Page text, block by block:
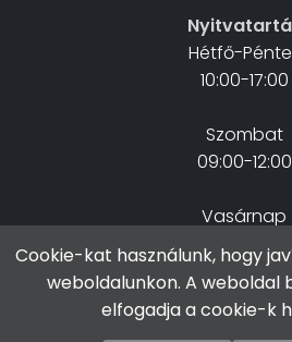
Hétfő-
10:00-17:00
Szombat
09:00-12:00
Vasárnap
Zárva
Copyright © 2026 STEFHOME
Web design & Site by
Cookie-kat használunk, hogy
weboldalunkon. A weboldal
elfogadja a cookie-k